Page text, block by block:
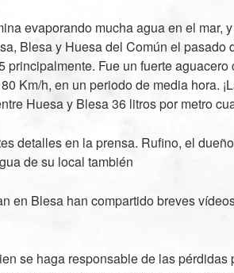
evaporando mucha agua en el mar,
Blesa y Huesa del Común el pasado
Fue un fuerte aguacero
Km/h, en un periodo de media hora.
Huesa y Blesa 36 litros por metro
detalles en la prensa. Rufino, el
de su local también
en Blesa han compartido breves
se haga responsable de las pérdidas